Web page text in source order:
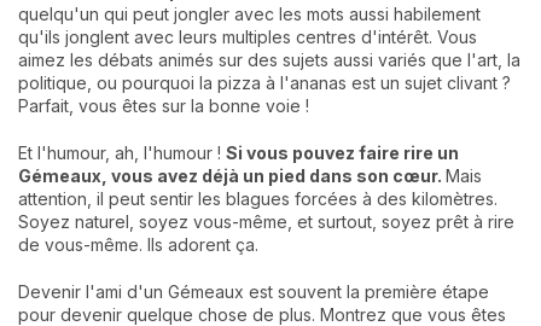
quelqu'un qui peut jongler avec les mots aussi habilement
qu'ils jonglent avec leurs multiples centres d'intérêt. Vous
aimez les débats animés sur des sujets aussi variés que l'art, la
politique, ou pourquoi la pizza à l'ananas est un sujet clivant ?
Parfait, vous êtes sur la bonne voie !
Et l'humour, ah, l'humour ! Si vous pouvez faire rire un
Gémeaux, vous avez déjà un pied dans son cœur. Mais
attention, il peut sentir les blagues forcées à des kilomètres.
Soyez naturel, soyez vous-même, et surtout, soyez prêt à rire
de vous-même. Ils adorent ça.
Devenir l'ami d'un Gémeaux est souvent la première étape
pour devenir quelque chose de plus. Montrez que vous êtes